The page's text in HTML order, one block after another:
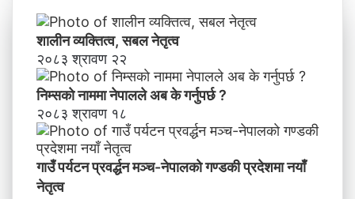
मी
भ
वि
ष्य
मा
के
ब
न्न
चा
ह
न्छौ
शालीन व्यक्तित्व, सबल नेतृत्व
२०८३ श्रावण २२
निम्सकाे नाममा नेपालले अब के गर्नुपर्छ ?
२०८३ श्रावण १८
गाउँ पर्यटन प्रवर्द्धन मञ्च-नेपालकाे गण्डकी प्रदेशमा नयाँ
नेतृत्व